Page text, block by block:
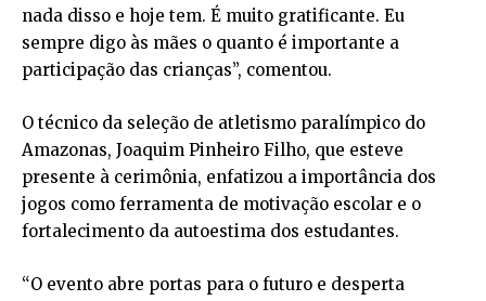
nada disso e hoje tem. É muito gratificante. Eu
sempre digo às mães o quanto é importante a
participação das crianças”, comentou.
O técnico da seleção de atletismo paralímpico do
Amazonas, Joaquim Pinheiro Filho, que esteve
presente à cerimônia, enfatizou a importância dos
jogos como ferramenta de motivação escolar e o
fortalecimento da autoestima dos estudantes.
“O evento abre portas para o futuro e desperta